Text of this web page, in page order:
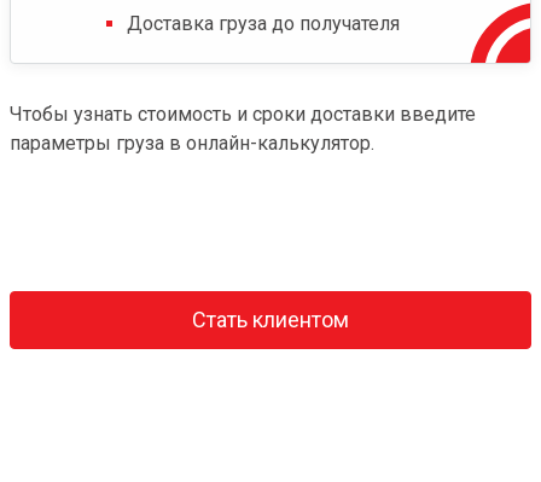
Доставка груза до получателя
Чтобы узнать стоимость и сроки доставки введите
параметры груза в онлайн-калькулятор.
Стать клиентом